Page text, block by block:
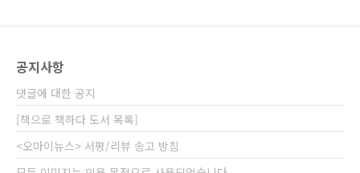
은 느낌을 받은 듯 배가 떠날 때와 레스토랑 문이
만, 홀의 바깥쪽으로 바다가 보이는 통창이 있어
서 탁 트인 맛이 있다. 반면 홀의 안쪽..
공지사항
댓글에 대한 공지
[책으로 책하다 도서 목록]
<오마이뉴스> 서평/리뷰 송고 방침